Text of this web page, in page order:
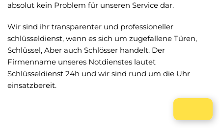
absolut kein Problem für unseren Service dar.
Wir sind ihr transparenter und professioneller
schlüsseldienst, wenn es sich um zugefallene Türen,
Schlüssel, Aber auch Schlösser handelt. Der
Firmenname unseres Notdienstes lautet
Schlüsseldienst 24h und wir sind rund um die Uhr
einsatzbereit.